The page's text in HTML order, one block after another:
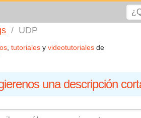
UDP
tutoriales y videotutoriales de
una descripción